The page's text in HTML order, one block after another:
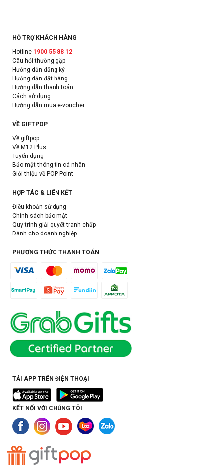
HỖ TRỢ KHÁCH HÀNG
Hotline 1900 55 88 12
Câu hỏi thường gặp
Hướng dẫn đăng ký
Hướng dẫn đặt hàng
Hướng dẫn thanh toán
Cách sử dụng
Hướng dẫn mua e-voucher
VỀ GIFTPOP
Về giftpop
Về M12 Plus
Tuyển dụng
Bảo mật thông tin cá nhân
Giới thiệu về POP Point
HỢP TÁC & LIÊN KẾT
Điều khoản sử dụng
Chính sách bảo mật
Quy trình giải quyết tranh chấp
Dành cho doanh nghiệp
PHƯƠNG THỨC THANH TOÁN
TẢI APP TRÊN ĐIỆN THOẠI
KẾT NỐI VỚI CHÚNG TÔI